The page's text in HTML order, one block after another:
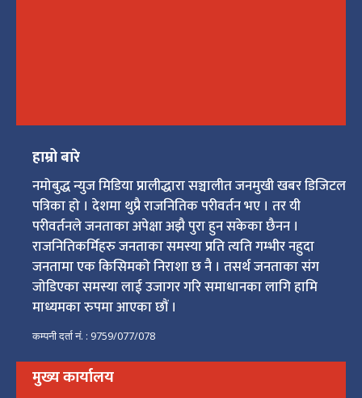
हाम्रो बारे
नमोबुद्ध न्युज मिडिया प्रालीद्धारा सञ्चालीत जनमुखी खबर डिजिटल
पत्रिका हो । देशमा थुप्रै राजनितिक परीवर्तन भए । तर यी
परीवर्तनले जनताका अपेक्षा अझै पुरा हुन सकेका छैनन ।
राजनितिकर्मिहरु जनताका समस्या प्रति त्यति गम्भीर नहुदा
जनतामा एक किसिमको निराशा छ नै । तसर्थ जनताका संग
जोडिएका समस्या लाई उजागर गरि समाधानका लागि हामि
माध्यमका रुपमा आएका छौं ।
कम्पनी दर्ता नं. : 9759/077/078
मुख्य कार्यालय